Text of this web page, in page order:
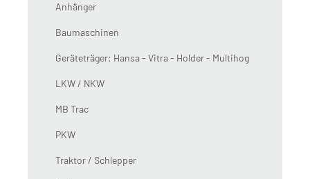
Anhänger
Baumaschinen
Geräteträger: Hansa - Vitra - Holder - Multihog
LKW / NKW
MB Trac
PKW
Traktor / Schlepper